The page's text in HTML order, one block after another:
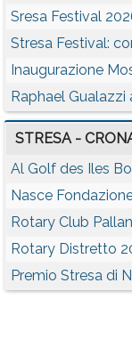
Sresa Festival
Stresa Festival:
Inaugurazione
Raphael
STRESA -
Al Golf des Iles
Nasce
Rotary Club
Rotary Distretto
Premio Stresa di